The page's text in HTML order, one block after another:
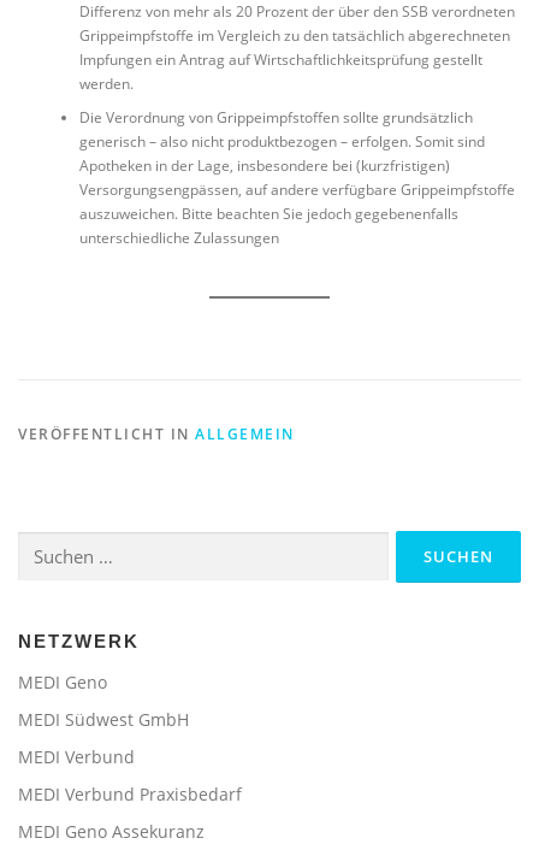
Differenz von mehr als 20 Prozent der über den SSB verordneten
Grippeimpfstoffe im Vergleich zu den tatsächlich abgerechneten
Impfungen ein Antrag auf Wirtschaftlichkeitsprüfung gestellt
werden.
Die Verordnung von Grippeimpfstoffen sollte grundsätzlich
generisch – also nicht produktbezogen – erfolgen. Somit sind
Apotheken in der Lage, insbesondere bei (kurzfristigen)
Versorgungsengpässen, auf andere verfügbare Grippeimpfstoffe
auszuweichen. Bitte beachten Sie jedoch gegebenenfalls
unterschiedliche Zulassungen
VERÖFFENTLICHT IN ALLGEMEIN
nach:
NETZWERK
MEDI Geno
MEDI Südwest GmbH
MEDI Verbund
MEDI Verbund Praxisbedarf
MEDI Geno Assekuranz